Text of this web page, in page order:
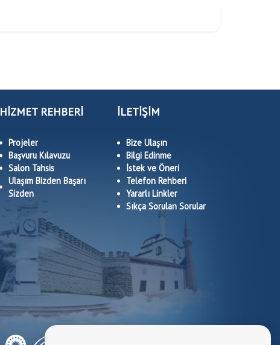
HİZMET REHBERİ
Projeler
Başvuru Kılavuzu
Salon Tahsis
Ulaşım Bizden Başarı
Sizden
İLETİŞİM
Bize Ulaşın
Bilgi Edinme
İstek ve Öneri
Telefon Rehberi
Yararlı Linkler
Sıkça Sorulan Sorular